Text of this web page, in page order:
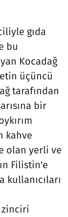
gıda
bu
Kocadağ
üçüncü
tarafından
bir
kahve
olan yerli ve
Filistin'e
kullanıcıları
zinciri